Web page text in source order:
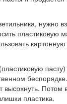
нужно
пластиковую
картонную
высохнуть.
пластика.